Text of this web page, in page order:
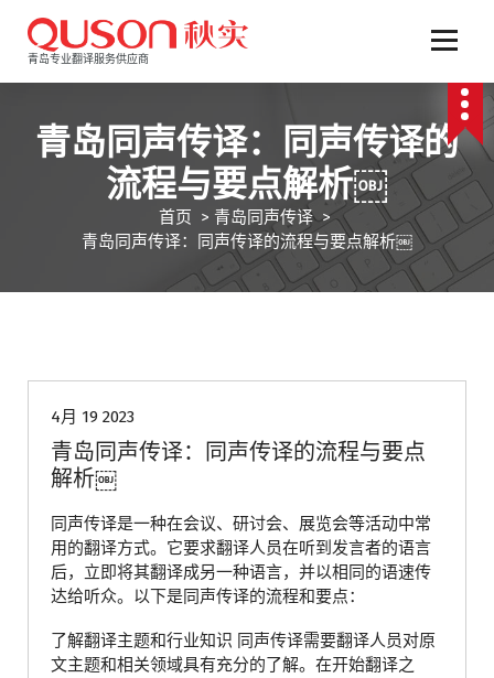
文
青岛专业翻译服务供应商
青岛同声传译：同声传译的
流程与要点解析￼
首页 > 青岛同声传译>
青岛同声传译：同声传译的流程与要点解析￼
4月 19 2023
青岛同声传译：同声传译的流程与要点
解析￼
同声传译是一种在会议、研讨会、展览会等活动中常
用的翻译方式。它要求翻译人员在听到发言者的语言
后，立即将其翻译成另一种语言，并以相同的语速传
达给听众。以下是同声传译的流程和要点：
了解翻译主题和行业知识 同声传译需要翻译人员对原
文主题和相关领域具有充分的了解。在开始翻译之